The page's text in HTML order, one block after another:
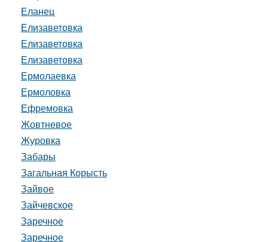
Еланец
Елизаветовка
Елизаветовка
Елизаветовка
Ермолаевка
Ермоловка
Ефремовка
Жовтневое
Журовка
Забары
Загальная Корысть
Зайвое
Зайчевское
Заречное
Заречное